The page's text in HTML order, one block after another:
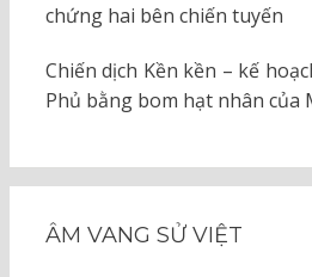
chứng hai bên chiến tuyến
Chiến dịch Kền kền – kế
Phủ bằng bom hạt nhân của
ÂM VANG SỬ VIỆT